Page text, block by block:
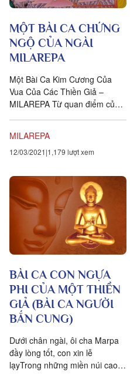
MỘT BÀI CA CHỨNG
NGỘ CỦA NGÀI
MILAREPA
Một Bài Ca Kim Cương Của
Vua Của Các Thiền Giả –
MILAREPA Từ quan điểm của
MILAREPA
12/03/2021 1,179 lượt xem
BÀI CA CON NGỰA
PHI CỦA MỘT THIỀN
GIẢ (BÀI CA NGƯỜI
BẮN CUNG)
Dưới chân ngài, ôi cha Marpa
đầy lòng tốt, con xin lễ
lạyTrong những miền núi cao